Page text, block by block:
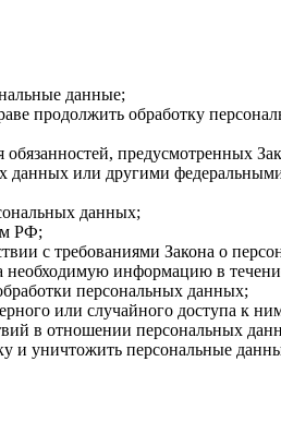
данные;
продолжить обработку
обязанностей, предусмотренных
данных или другими
данных;
РФ;
с требованиями Закона о
информацию в
персональных данных;
или случайного доступа к
в отношении персональных
и уничтожить персональные